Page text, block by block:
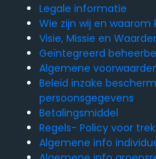
Legale informatie
Wie zijn wij en waarom
Visie, Missie en
Geïntegreerd
Algemene
Beleid inzake
persoonsgegevens
Betalingsmiddel
Regels- Policy voor
Algemene info